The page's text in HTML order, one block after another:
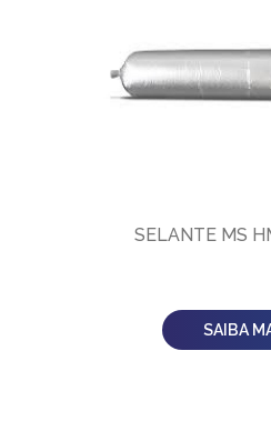
SELANTE MS
SAIBA